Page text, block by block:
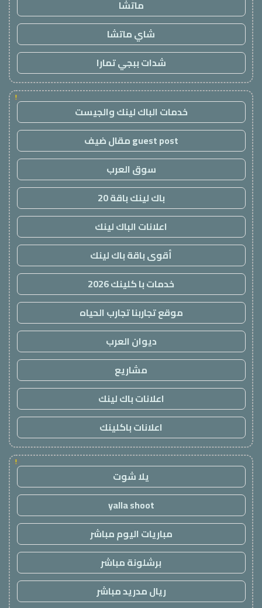
ماتشا
شاي ماتشا
شدات ببجي تمارا
!
خدمات الباك لينك والجيست
guest post مقال ضيف
سوق العرب
باك لينك باقة 20
اعلانات الباك لينك
أقوى باقة باك لينك
خدمات با كلينك 2026
موقع تجاربنا تجارب الحياه
ديوان العرب
مشاريع
اعلانات باك لينك
اعلانات باكلينك
!
يلا شوت
yalla shoot
مباريات اليوم مباشر
برشلونة مباشر
ريال مدريد مباشر